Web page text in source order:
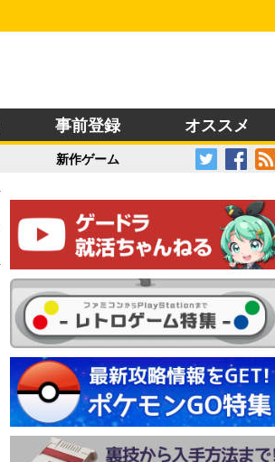
事前登録 オススメ
新作ゲーム